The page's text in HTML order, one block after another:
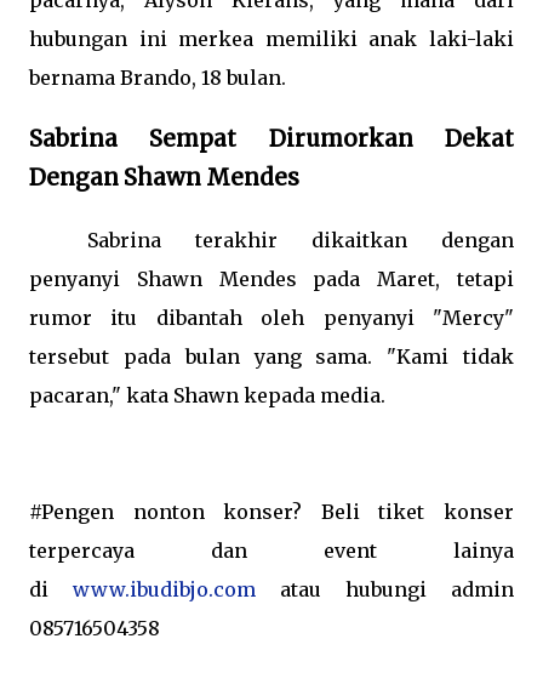
hubungan ini merkea memiliki anak laki-laki
bernama Brando, 18 bulan.
Sabrina Sempat Dirumorkan Dekat
Dengan Shawn Mendes
Sabrina terakhir dikaitkan dengan
penyanyi Shawn Mendes pada Maret, tetapi
rumor itu dibantah oleh penyanyi "Mercy"
tersebut pada bulan yang sama. "Kami tidak
pacaran," kata Shawn kepada media.
#Pengen nonton konser? Beli tiket konser
terpercaya dan event lainya
di www.ibudibjo.com atau hubungi admin
085716504358